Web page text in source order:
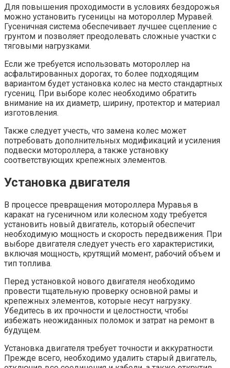
Для повышения проходимости в условиях бездорожья
можно установить гусеницы на мотороллер Муравей.
Гусеничная система обеспечивает лучшее сцепление с
грунтом и позволяет преодолевать сложные участки с
тяговыми нагрузками.
Если же требуется использовать мотороллер на
асфальтированных дорогах, то более подходящим
вариантом будет установка колес на место стандартных
гусениц. При выборе колес необходимо обратить
внимание на их диаметр, ширину, протектор и материал
изготовления.
Также следует учесть, что замена колес может
потребовать дополнительных модификаций и усиления
подвески мотороллера, а также установку
соответствующих крепежных элементов.
Установка двигателя
В процессе превращения мотороллера Муравья в
каракат на гусеничном или колесном ходу требуется
установить новый двигатель, который обеспечит
необходимую мощность и скорость передвижения. При
выборе двигателя следует учесть его характеристики,
включая мощность, крутящий момент, рабочий объем и
тип топлива.
Перед установкой нового двигателя необходимо
провести тщательную проверку основной рамы и
крепежных элементов, которые несут нагрузку.
Убедитесь в их прочности и целостности, чтобы
избежать неожиданных поломок и затрат на ремонт в
будущем.
Установка двигателя требует точности и аккуратности.
Прежде всего, необходимо удалить старый двигатель,